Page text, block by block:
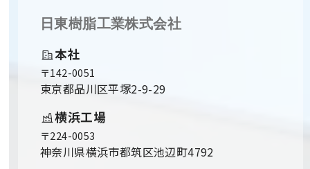
日東樹脂工業株式会社
本社
〒142-0051
東京都品川区平塚2-9-29
横浜工場
〒224-0053
神奈川県横浜市都筑区池辺町4792